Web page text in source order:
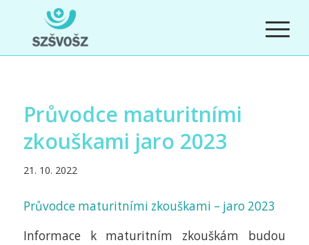
Průvodce maturitními
zkouškami jaro 2023
21. 10. 2022
Průvodce maturitními zkouškami – jaro 2023
Informace k maturitním zkouškám budou